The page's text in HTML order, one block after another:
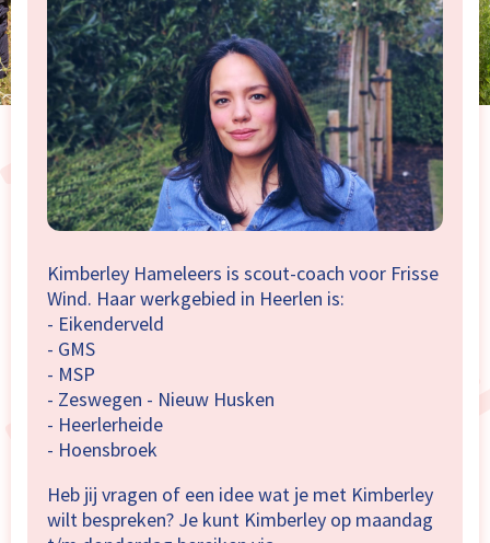
Kimberley Hameleers is scout-coach voor Frisse
Wind. Haar werkgebied in Heerlen is:
- Eikenderveld
- GMS
- MSP
- Zeswegen - Nieuw Husken
- Heerlerheide
- Hoensbroek
Heb jij vragen of een idee wat je met Kimberley
wilt bespreken? Je kunt Kimberley op maandag